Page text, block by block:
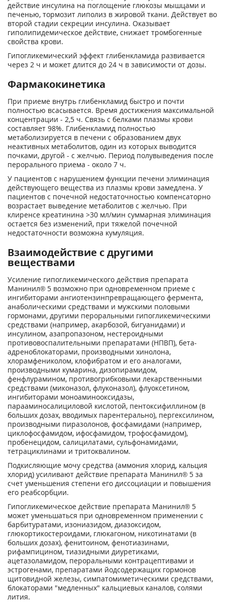
действие инсулина на поглощение глюкозы мышцами и
печенью, тормозит липолиз в жировой ткани. Действует во
второй стадии секреции инсулина. Оказывает
гиполипидемическое действие, снижает тромбогенные
свойства крови.
Гипогликемический эффект глибенкламида развивается
через 2 ч и может длится до 24 ч в зависимости от дозы.
Фармакокинетика
При приеме внутрь глибенкламид быстро и почти
полностью всасывается. Время достижения максимальной
концентрации - 2,5 ч. Связь с белками плазмы крови
составляет 98%. Глибенкламид полностью
метаболизируется в печени с образованием двух
неактивных метаболитов, один из которых выводится
почками, другой - с желчью. Период полувыведения после
перорального приема - около 7 ч.
У пациентов с нарушением функции печени элиминация
действующего вещества из плазмы крови замедлена. У
пациентов с почечной недостаточностью компенсаторно
возрастает выведение метаболитов с желчью. При
клиренсе креатинина >30 мл/мин суммарная элиминация
остается без изменений, при тяжелой почечной
недостаточности возможна кумуляция.
Взаимодействие с другими
веществами
Усиление гипогликемического действия препарата
Манинил® 5 возможно при одновременном приеме с
ингибиторами ангиотензинпревращающего фермента,
анаболическими средствами и мужскими половыми
гормонами, другими пероральными гипогликемическими
средствами (например, акарбозой, бигуанидами) и
инсулином, азапропазоном, нестероидными
противовоспалительными препаратами (НПВП), бета-
адреноблокаторами, производными хинолона,
хлорамфениколом, клофибратом и его аналогами,
производными кумарина, дизопирамидом,
фенфлурамином, противогрибковыми лекарственными
средствами (миконазол, флуконазол), флуоксетином,
ингибиторами моноаминооксидазы,
парааминосалициловой кислотой, пентоксифиллином (в
больших дозах, вводимых парентерально), пергексилином,
производными пиразолонов, фосфамидами (например,
циклофосфамидом, ифосфамидом, трофосфамидом),
пробенецидом, салицилатами, сульфонамидами,
тетрациклинами и тритоквалином.
Подкисляющие мочу средства (аммония хлорид, кальция
хлорид) усиливают действие препарата Манинил® 5 за
счет уменьшения степени его диссоциации и повышения
его реабсорбции.
Гипогликемическое действие препарата Манинил® 5
может уменьшаться при одновременном применении с
барбитуратами, изониазидом, диазоксидом,
глюкортикостероидами, глюкагоном, никотинатами (в
больших дозах), фенитоином, фенотиазинами,
рифампицином, тиазидными диуретиками,
ацетазоламидом, пероральными контрацептивами и
эстрогенами, препаратами йодсодержащих гормонов
щитовидной железы, симпатомиметическими средствами,
блокаторами "медленных" кальциевых каналов, солями
лития.